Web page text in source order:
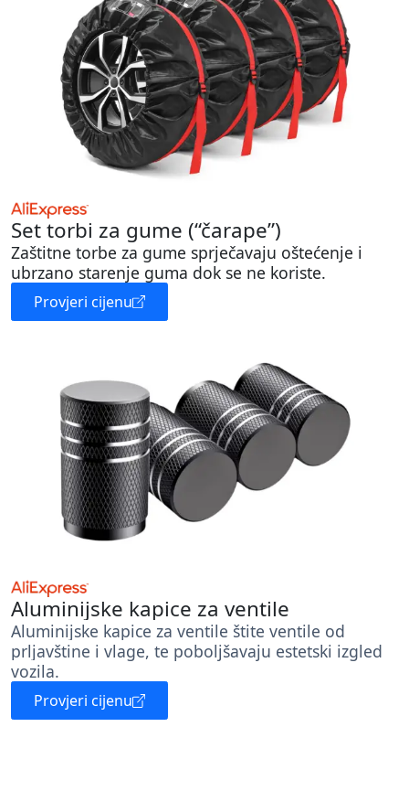
Set torbi za gume (“čarape”)
Zaštitne torbe za gume sprječavaju oštećenje i
ubrzano starenje guma dok se ne koriste.
Provjeri cijenu
Aluminijske kapice za ventile
Aluminijske kapice za ventile štite ventile od
prljavštine i vlage, te poboljšavaju estetski izgled
vozila.
Provjeri cijenu